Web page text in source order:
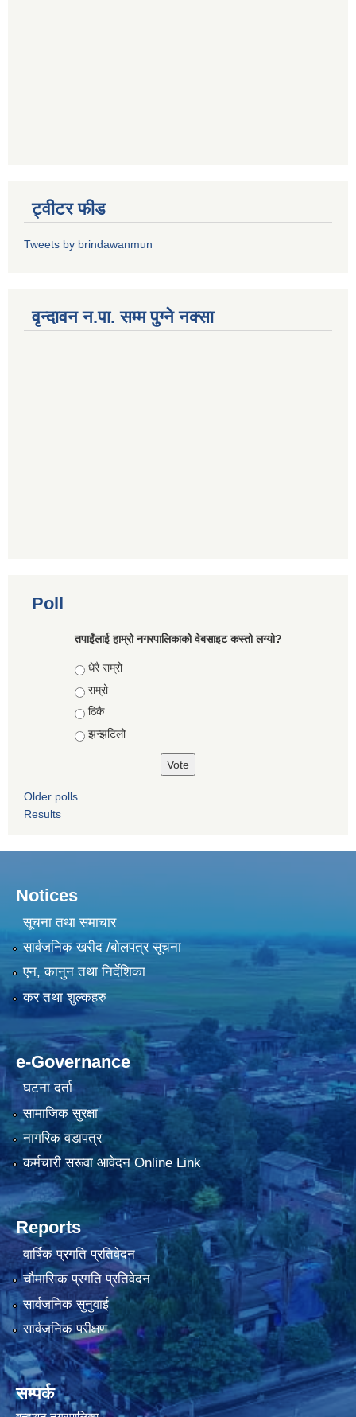
ट्वीटर फीड
Tweets by brindawanmun
वृन्दावन न.पा. सम्म पुग्ने नक्सा
Poll
तपाईंलाई हाम्रो नगरपालिकाको वेबसाइट कस्तो लग्यो?
Choices
धेरै राम्रो
राम्रो
ठिकै
झन्झटिलो
Older polls
Results
Notices
सूचना तथा समाचार
सार्वजनिक खरीद /बोलपत्र सूचना
एन, कानुन तथा निर्देशिका
कर तथा शुल्कहरु
e-Governance
घटना दर्ता
सामाजिक सुरक्षा
नागरिक वडापत्र
कर्मचारी सरूवा आवेदन Online Link
Reports
वार्षिक प्रगति प्रतिवेदन
चौमासिक प्रगति प्रतिवेदन
सार्वजनिक सुनुवाई
सार्वजनिक परीक्षण
सम्पर्क